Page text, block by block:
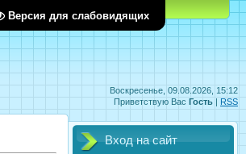
Версия для слабовидящих
Воскресенье, 09.08.2026, 15:12
Приветствую Вас Гость | RSS
Вход на сайт